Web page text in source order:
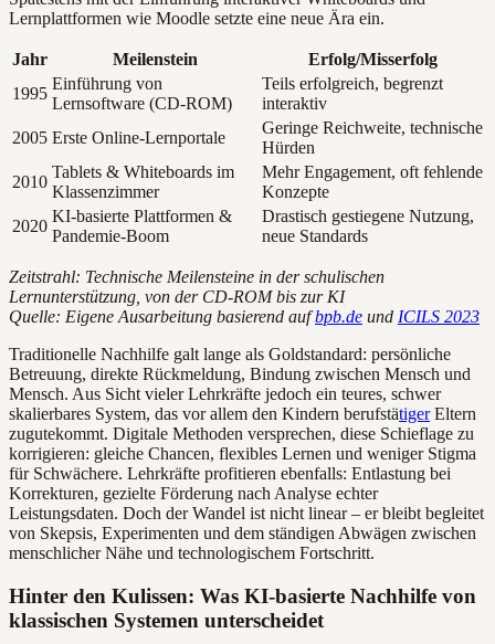
Lernplattformen wie Moodle setzte eine neue Ära ein.
Jahr Meilenstein
Erfolg/Misserfolg
1995
Einführung von
Lernsoftware (CD-ROM)
Teils erfolgreich, begrenzt
interaktiv
2005 Erste Online-Lernportale
Geringe Reichweite, technische
Hürden
2010
Tablets & Whiteboards im
Klassenzimmer
Mehr Engagement, oft fehlende
Konzepte
2020
KI-basierte Plattformen &
Pandemie-Boom
Drastisch gestiegene Nutzung,
neue Standards
Zeitstrahl: Technische Meilensteine in der schulischen
Lernunterstützung, von der CD-ROM bis zur KI
Quelle: Eigene Ausarbeitung basierend aufbpb.de und ICILS 2023
Traditionelle Nachhilfe galt lange als Goldstandard: persönliche
Betreuung, direkte Rückmeldung, Bindung zwischen Mensch und
Mensch. Aus Sicht vieler Lehrkräfte jedoch ein teures, schwer
skalierbares System, das vor allem den Kindern berufstätigerEltern
zugutekommt. Digitale Methoden versprechen, diese Schieflage zu
korrigieren: gleiche Chancen, flexibles Lernen und weniger Stigma
für Schwächere. Lehrkräfte profitieren ebenfalls: Entlastung bei
Korrekturen, gezielte Förderung nach Analyse echter
Leistungsdaten. Doch der Wandel ist nicht linear – er bleibt begleitet
von Skepsis, Experimenten und dem ständigen Abwägen zwischen
menschlicher Nähe und technologischem Fortschritt.
Hinter den Kulissen: Was KI-basierte Nachhilfe von
klassischen Systemen unterscheidet